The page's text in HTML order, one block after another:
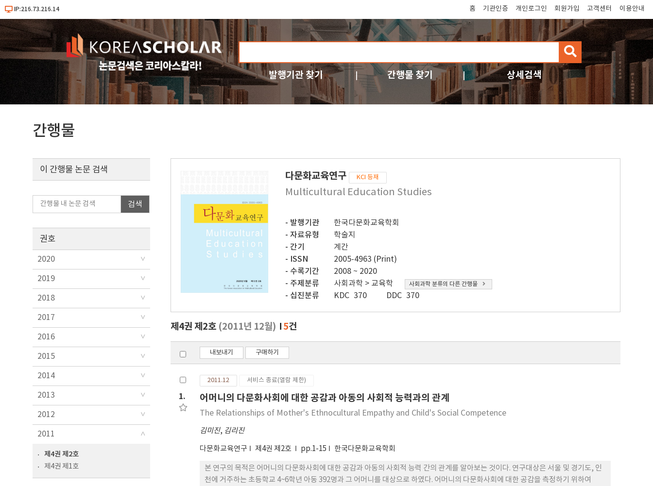
IP:216.73.216.14 홈 기관인증 개인로그인 회원가입 고객센터 이용안내
검
색
발행기관 찾기 간행물 찾기 상세검색
간행물
다문화교육연구 KCI 등재
Multicultural Education Studies
발행기관
한국다문화교육학회
자료유형
학술지
간기
계간
ISSN
2005-4963 (Print)
수록기간
2008 ~ 2020
주제분류
사회과학 > 교육학 사회과학 분류의 다른 간행물
십진분류 KDC 370 DDC 370
이 간행물 논문 검색
검색
권호
2020
2019
2018
2017
2016
2015
2014
2013
2012
2011
제4권 제2호
제4권 제1호
제4권 제2호 (2011년 12월) 5건
내보내기 구매하기
1.
2011.12 서비스 종료(열람 제한)
어머니의 다문화사회에 대한 공감과 아동의 사회적 능력과의 관계
The Relationships of Mother's Ethnocultural Empathy and Child's Social Competence
김미진, 김리진
다문화교육연구 제4권 제2호 pp.1-15 한국다문화교육학회
본 연구의 목적은 어머니의 다문화사회에 대한 공감과 아동의 사회적 능력 간의 관계를 알아보는 것이다. 연구대상은 서울 및 경기도, 인
천에 거주하는 초등학교 4~6학년 아동 392명과 그 어머니를 대상으로 하였다. 어머니의 다문화사회에 대한 공감을 측정하기 위하여